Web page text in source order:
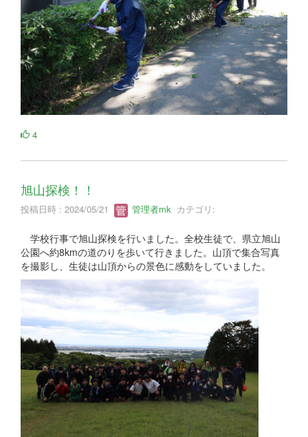
4
旭山探検！！
投稿日時 : 2024/05/21 管理者mk カテゴリ:
学校行事で旭山探検を行いました。全校生徒で、県立旭山
公園へ約8kmの道のりを歩いて行きました。山頂で集合写真
を撮影し、生徒は山頂からの景色に感動をしていました。